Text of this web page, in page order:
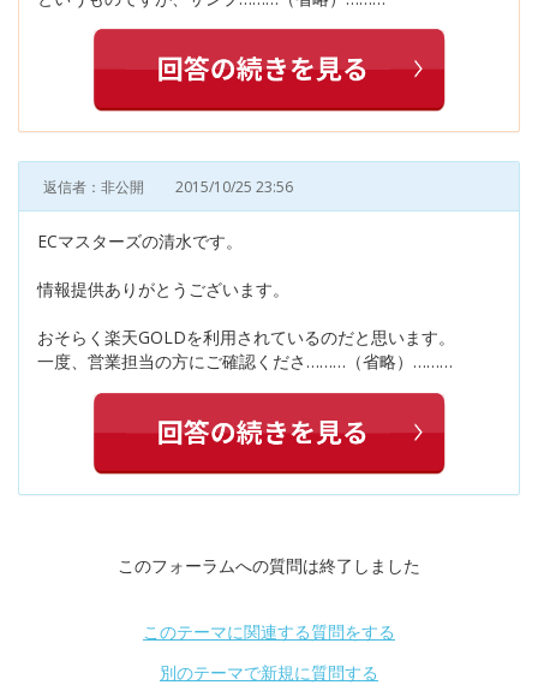
返信者：非公開 2015/10/25 23:56
ECマスターズの清水です。
情報提供ありがとうございます。
おそらく楽天GOLDを利用されているのだと思います。
一度、営業担当の方にご確認くださ………（省略）………
このフォーラムへの質問は終了しました
このテーマに関連する質問をする
別のテーマで新規に質問する